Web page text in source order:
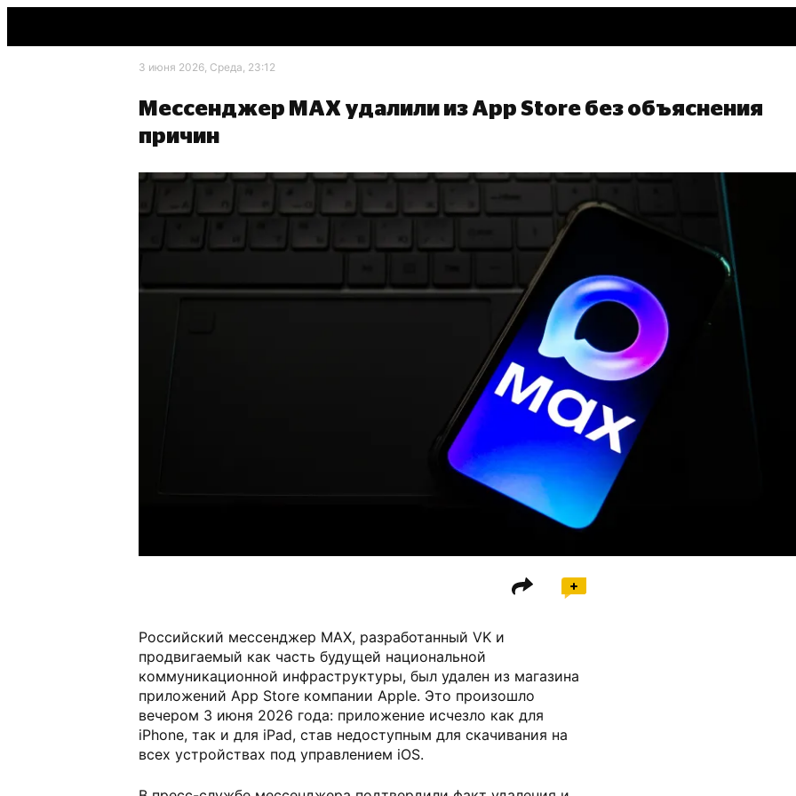
3 июня 2026, Среда, 23:12
Мессенджер MAX удалили из App Store без объяснения
причин
Российский мессенджер MAX, разработанный VK и
продвигаемый как часть будущей национальной
коммуникационной инфраструктуры, был удален из магазина
приложений App Store компании Apple. Это произошло
вечером 3 июня 2026 года: приложение исчезло как для
iPhone, так и для iPad, став недоступным для скачивания на
всех устройствах под управлением iOS.